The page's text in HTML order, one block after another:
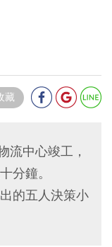
藏
流中心竣工，
分鐘。
的五人決策小